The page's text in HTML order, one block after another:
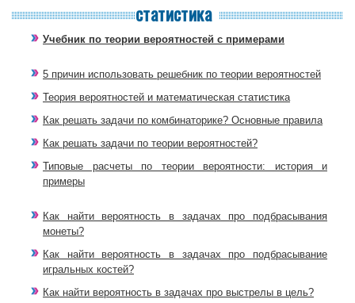
статистика
Учебник по теории вероятностей с примерами
5 причин использовать решебник по теории вероятностей
Теория вероятностей и математическая статистика
Как решать задачи по комбинаторике? Основные правила
Как решать задачи по теории вероятностей?
Типовые расчеты по теории вероятности: история и
примеры
Как найти вероятность в задачах про подбрасывания
монеты?
Как найти вероятность в задачах про подбрасывание
игральных костей?
Как найти вероятность в задачах про выстрелы в цель?